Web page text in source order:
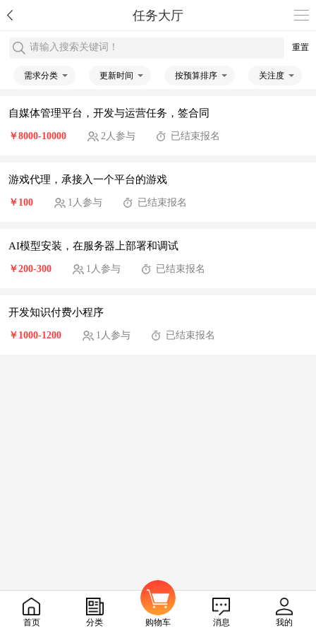
任务大厅
请输入搜索关键词！ 重置
需求分类 更新时间 按预算排序 关注度
自媒体管理平台，开发与运营任务，签合同
￥8000-10000 2人参与 已结束报名
游戏代理，承接入一个平台的游戏
￥100 1人参与 已结束报名
AI模型安装，在服务器上部署和调试
￥200-300 1人参与 已结束报名
开发知识付费小程序
￥1000-1200 1人参与 已结束报名
我要发布任务
首页 分类 购物车 消息 我的